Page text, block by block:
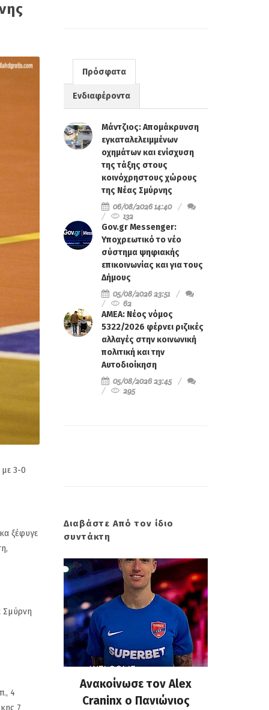
3-0
ξέφυγε
Σμύρνη
4
7
Πρόσφατα
Ενδιαφέροντα
Μάντζιος: Απομάκρυνση
εγκαταλελειμμένων
οχημάτων και ενίσχυση
της τάξης στους
κοινόχρηστους χώρους
της Νέας Σμύρνης
06/08/2026 14:40
132
Gov.gr Messenger:
Υποχρεωτικό το νέο
σύστημα ψηφιακής
επικοινωνίας και για τους
Δήμους
05/08/2026 23:51
62
ΑΜΕΑ: Νέος νόμος
5322/2026 φέρνει ριζικές
αλλαγές στην κοινωνική
πολιτική και την
Αυτοδιοίκηση
05/08/2026 23:45
295
Διαβάστε Από τον ίδιο
συντάκτη
Κώστα
Ανακοίνωσε τον Alex
Craninx ο Πανιώνιος